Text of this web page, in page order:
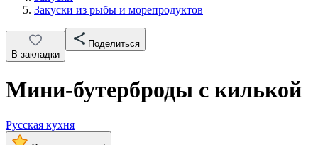
Закуски из рыбы и морепродуктов
В закладки
Поделиться
Мини-бутерброды с килькой
Русская кухня